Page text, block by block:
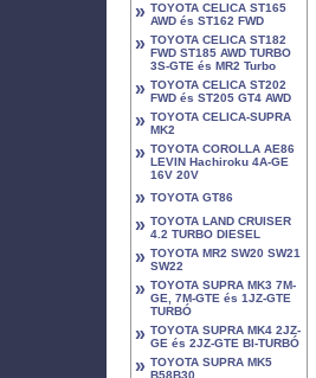
» TOYOTA CELICA ST165
AWD és ST162 FWD
» TOYOTA CELICA ST182
FWD ST185 AWD TURBO
3S-GTE és MR2 Turbo
» TOYOTA CELICA ST202
FWD és ST205 GT4 AWD
» TOYOTA CELICA-SUPRA
MK2
» TOYOTA COROLLA AE86
LEVIN Hachiroku 4A-GE
16V 20V
» TOYOTA GT86
» TOYOTA LAND CRUISER
4.2 TURBO DIESEL
» TOYOTA MR2 SW20 SW21
SW22
» TOYOTA SUPRA MK3 7M-
GE, 7M-GTE és 1JZ-GTE
TURBÓ
» TOYOTA SUPRA MK4 2JZ-
GE és 2JZ-GTE BI-TURBÓ
» TOYOTA SUPRA MK5
B58B30